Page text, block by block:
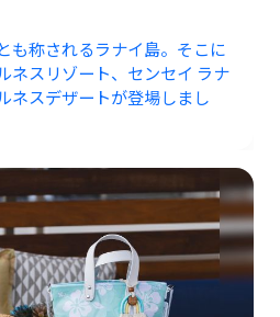
も称されるラナイ島。そこに
ネスリゾート、センセイ ラナ
ネスデザートが登場しまし